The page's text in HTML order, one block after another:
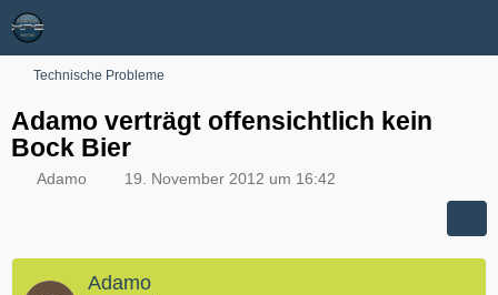
Technische Probleme
Adamo verträgt offensichtlich kein
Bock Bier
Adamo 19. November 2012 um 16:42
Adamo